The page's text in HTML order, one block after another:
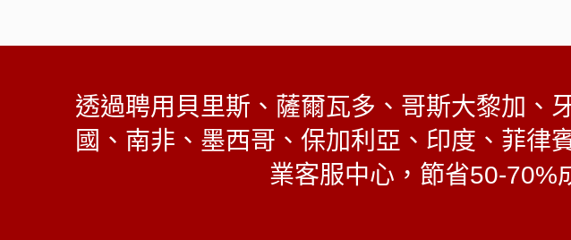
透過聘用貝里斯、薩爾瓦多、哥斯大黎加、
國、南非、墨西哥、保加利亞、印度、菲律
業客服中心，節省50-70%